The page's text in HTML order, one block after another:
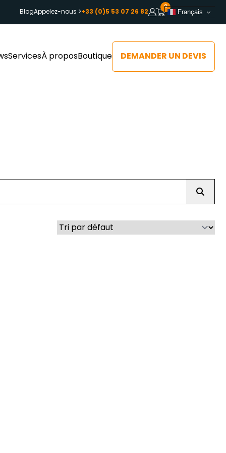
BlogAppelez-nous >+33 (0)5 53 07 26 82
0
Français
ServicesÀ proposBoutique DEMANDER UN DEVIS